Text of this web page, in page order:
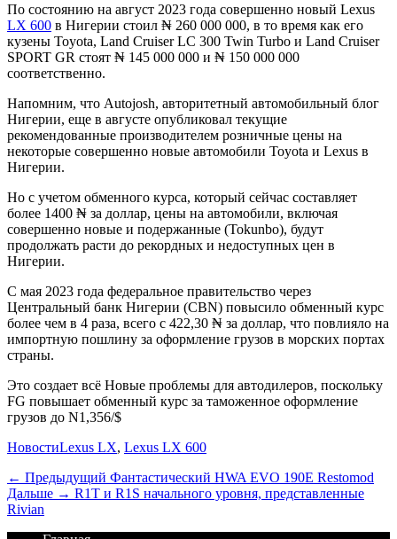
По состоянию на август 2023 года совершенно новый Lexus
LX 600 в Нигерии стоил ₦ 260 000 000, в то время как его
кузены Toyota, Land Cruiser LC 300 Twin Turbo и Land Cruiser
SPORT GR стоят ₦ 145 000 000 и ₦ 150 000 000
соответственно.
Напомним, что Autojosh, авторитетный автомобильный блог
Нигерии, еще в августе опубликовал текущие
рекомендованные производителем розничные цены на
некоторые совершенно новые автомобили Toyota и Lexus в
Нигерии.
Но с учетом обменного курса, который сейчас составляет
более 1400 ₦ за доллар, цены на автомобили, включая
совершенно новые и подержанные (Tokunbo), будут
продолжать расти до рекордных и недоступных цен в
Нигерии.
С мая 2023 года федеральное правительство через
Центральный банк Нигерии (CBN) повысило обменный курс
более чем в 4 раза, всего с 422,30 ₦ за доллар, что повлияло на
импортную пошлину за оформление грузов в морских портах
страны.
Это создает всё Новые проблемы для автодилеров, поскольку
FG повышает обменный курс за таможенное оформление
грузов до N1,356/$
Категории
НовостиТеги
Lexus LX, Lexus LX 600
Навигация
по
записям
← Предыдущий Предыдущий
Фантастический HWA EVO 190E Restomod
Дальше → Дальше:
R1T и R1S начального уровня, представленные
Rivian